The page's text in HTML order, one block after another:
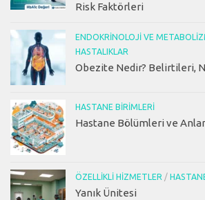
Risk Faktörleri
ENDOKRINOLOJI VE
HASTALIKLAR
Obezite Nedir? Belirtileri,
HASTANE BIRIMLERI
Hastane Bölümleri ve
ÖZELLIKLI HIZMETLER /
Yanık Ünitesi